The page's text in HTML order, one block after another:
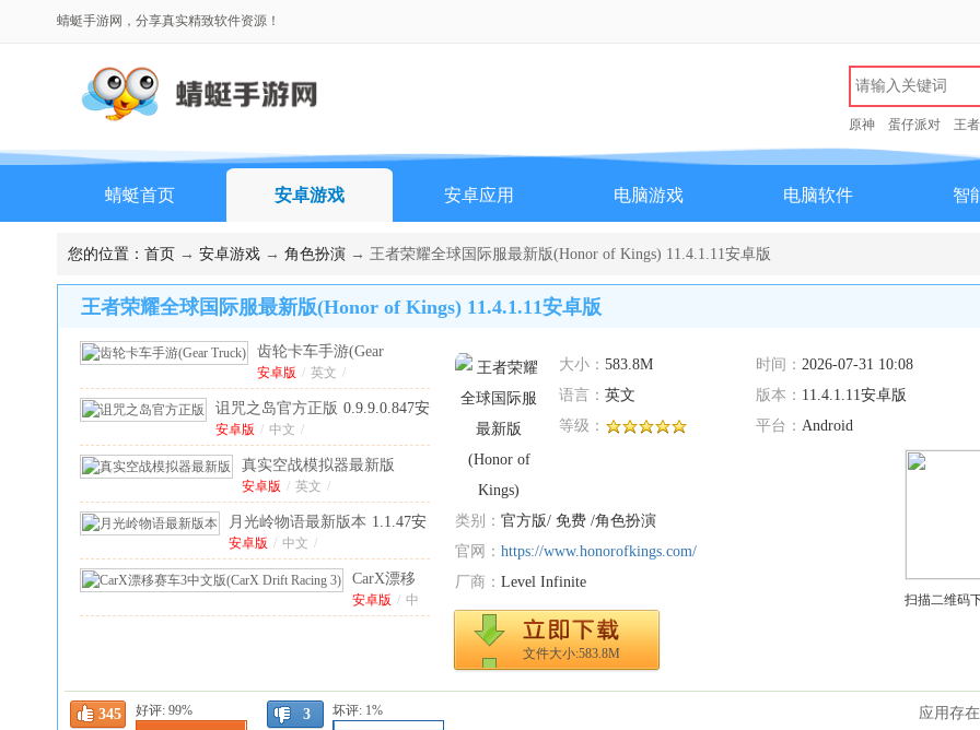
蜻蜓手游网，分享真实精致软件资源！
原神 蛋仔派对 王
蜻蜓首页 安卓游戏 安卓应用 电脑游戏 电脑软件 智
排行榜
您的位置： 首页 → 安卓游戏 → 角色扮演 → 王者荣耀全球国际服最新版(Honor of Kings) 11.4.1.11安卓版
王者荣耀全球国际服最新版(Honor of Kings) 11.4.1.11安卓版
大小： 583.8M 时间： 2026-07-31 10:08
语言： 英文 版本： 11.4.1.11安卓版
等级：
平台： Android
类别： 官方版/ 免费 /角色扮演
官网： https://www.honorofkings.com/
厂商： Level Infinite
文件大小:583.8M
345 好评: 99% 3 坏评: 1% 应用存
齿轮卡车手游(Gear
Truck)
1.0.54安卓版
安卓版 / 英文 /
诅咒之岛官方正版 0.9.9.0.847安
卓版
安卓版 / 中文 /
真实空战模拟器最新版
1.1.4安卓版
安卓版 / 英文 /
月光岭物语最新版本 1.1.47安
卓版
安卓版 / 中文 /
CarX漂移
赛车3中文
卓版
安卓版 / 中
文 /
最新版
TFT最新版本 16.15.8008073安卓版
安卓版 /
扫描二维码